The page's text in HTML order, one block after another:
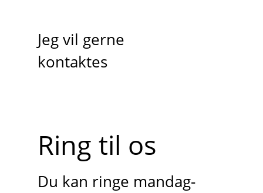
Jeg vil gerne
kontaktes
Ring til os
Du kan ringe mandag-